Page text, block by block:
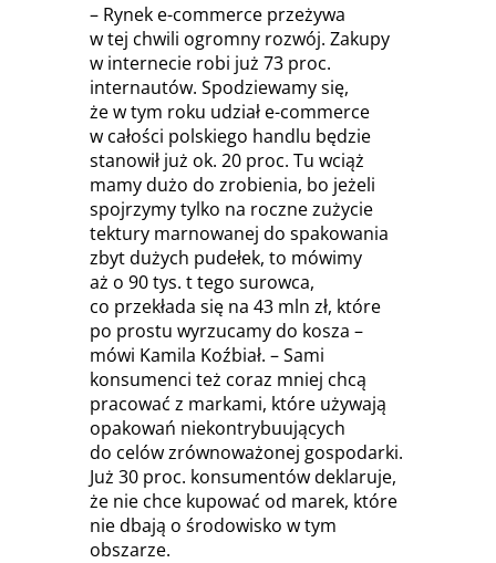
– Rynek e-commerce przeżywa
w tej chwili ogromny rozwój. Zakupy
w internecie robi już 73 proc.
internautów. Spodziewamy się,
że w tym roku udział e-commerce
w całości polskiego handlu będzie
stanowił już ok. 20 proc. Tu wciąż
mamy dużo do zrobienia, bo jeżeli
spojrzymy tylko na roczne zużycie
tektury marnowanej do spakowania
zbyt dużych pudełek, to mówimy
aż o 90 tys. t tego surowca,
co przekłada się na 43 mln zł, które
po prostu wyrzucamy do kosza –
mówi Kamila Koźbiał. – Sami
konsumenci też coraz mniej chcą
pracować z markami, które używają
opakowań niekontrybuujących
do celów zrównoważonej gospodarki.
Już 30 proc. konsumentów deklaruje,
że nie chce kupować od marek, które
nie dbają o środowisko w tym
obszarze.